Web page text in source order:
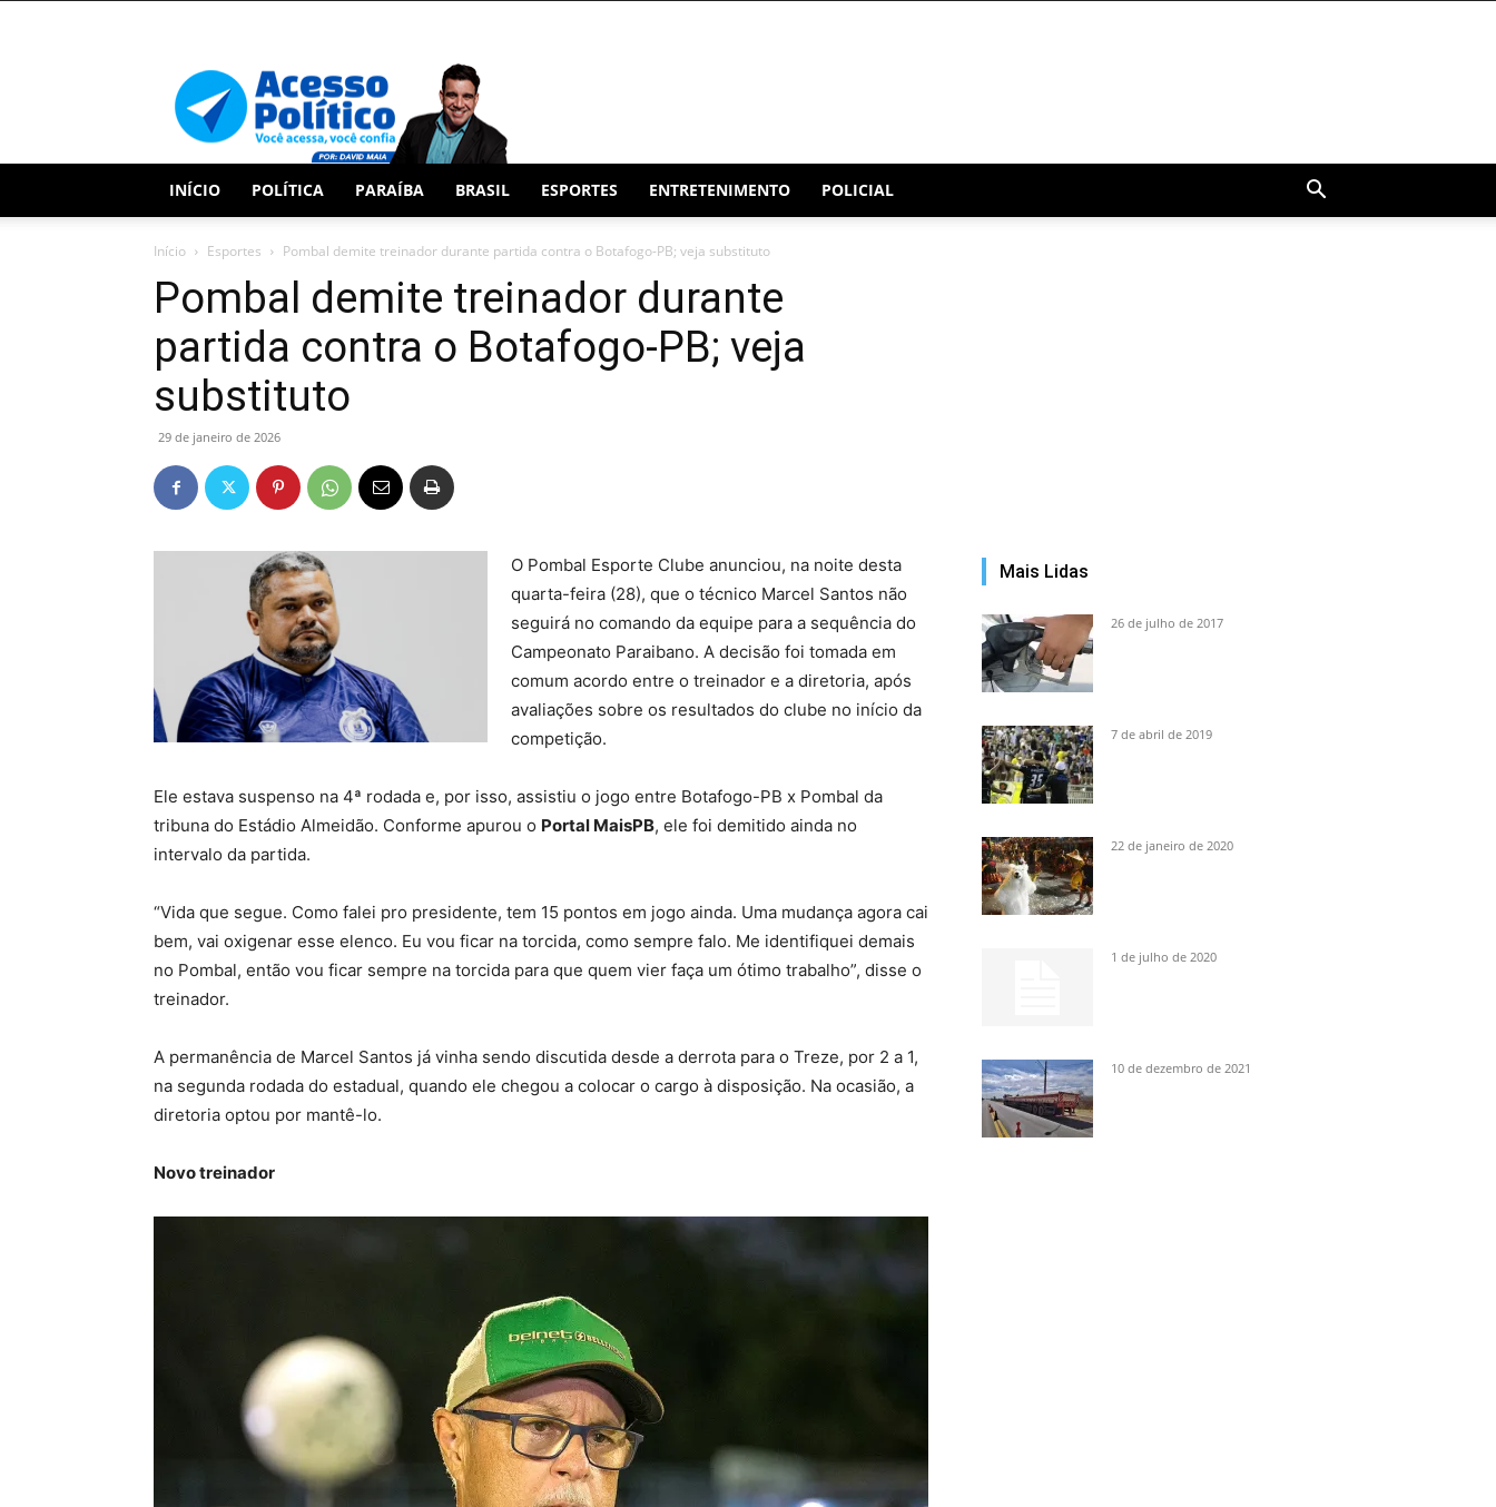
INÍCIO POLÍTICA PARAÍBA BRASIL ESPORTES ENTRETENIMENTO POLICIAL
Início Esportes Pombal demite treinador durante partida contra o Botafogo-PB; veja substituto
Pombal demite treinador durante
partida contra o Botafogo-PB; veja
substituto
29 de janeiro de 2026
O Pombal Esporte Clube anunciou, na noite desta
quarta-feira (28), que o técnico Marcel Santos não
seguirá no comando da equipe para a sequência do
Campeonato Paraibano. A decisão foi tomada em
comum acordo entre o treinador e a diretoria, após
avaliações sobre os resultados do clube no início da
competição.
Ele estava suspenso na 4ª rodada e, por isso, assistiu o jogo entre Botafogo-PB x Pombal da
tribuna do Estádio Almeidão. Conforme apurou o Portal MaisPB, ele foi demitido ainda no
intervalo da partida.
“Vida que segue. Como falei pro presidente, tem 15 pontos em jogo ainda. Uma mudança agora cai
bem, vai oxigenar esse elenco. Eu vou ficar na torcida, como sempre falo. Me identifiquei demais
no Pombal, então vou ficar sempre na torcida para que quem vier faça um ótimo trabalho”, disse o
treinador.
A permanência de Marcel Santos já vinha sendo discutida desde a derrota para o Treze, por 2 a 1,
na segunda rodada do estadual, quando ele chegou a colocar o cargo à disposição. Na ocasião, a
diretoria optou por mantê-lo.
Novo treinador
Mais Lidas
26 de julho de 2017
7 de abril de 2019
22 de janeiro de 2020
1 de julho de 2020
10 de dezembro de 2021